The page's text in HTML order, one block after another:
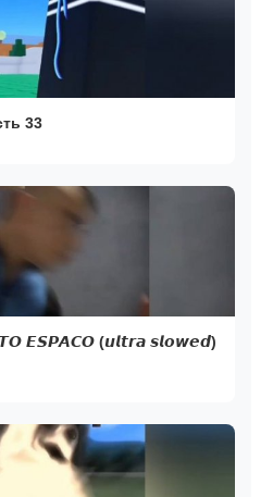
33
𝙀𝙎𝙋𝘼𝘾𝙊 (𝙪𝙡𝙩𝙧𝙖 𝙨𝙡𝙤𝙬𝙚𝙙)